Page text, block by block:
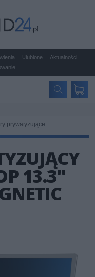
Ulubione
Aktualności
prywatyzujące
13.3"